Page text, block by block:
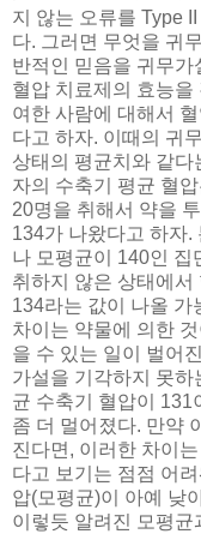
지 않는 오류를 Type
다. 그러면 무엇을 귀
반적인 믿음을 귀무가
혈압 치료제의 효능을
여한 사람에 대해서
다고 하자. 이때의 귀
상태의 평균치와 같
자의 수축기 평균 혈
20명을 취해서 약을
134가 나왔다고 하자.
나 모평균이 140인 집
취하지 않은 상태에서
134라는 값이 나올 가
차이는 약물에 의한
을 수 있는 일이 벌어
가설을 기각하지 못하
균 수축기 혈압이 131
좀 더 멀어졌다. 만약
진다면, 이러한 차이
다고 보기는 점점 어
압(모평균)이 아예 낮
이렇듯 알려진 모평